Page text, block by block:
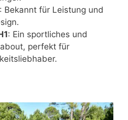
: Bekannt für Leistung und
: Ein sportliches und
perfekt für